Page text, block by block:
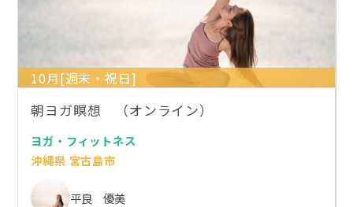
10月[週末・祝日]
朝ヨガ瞑想 （オンライン）
ヨガ・フィットネス
沖縄県 宮古島市
平良 優美